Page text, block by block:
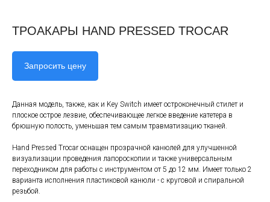
ТРОАКАРЫ HAND PRESSED TROCAR
Запросить цену
Данная модель, также, как и Key Switch имеет остроконечный стилет и
плоское острое лезвие, обеспечивающее легкое введение катетера в
брюшную полость, уменьшая тем самым травматизацию тканей.
Hand Pressed Trocar оснащен прозрачной канюлей для улучшенной
визуализации проведения лапороскопии и также универсальным
переходником для работы с инструментом от 5 до 12 мм. Имеет только 2
варианта исполнения пластиковой канюли - с круговой и спиральной
резьбой.